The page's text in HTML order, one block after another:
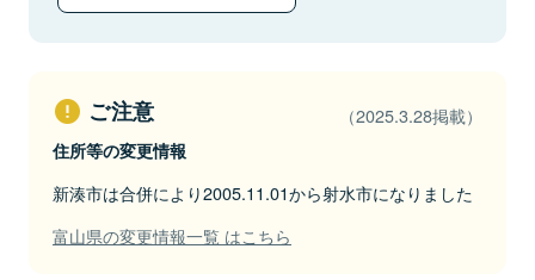
ご注意 （2025.3.28掲載）
住所等の変更情報
新湊市は合併により2005.11.01から射水市になりました
富山県の変更情報一覧 はこちら